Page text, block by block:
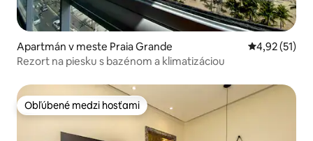
Apartmán v meste Praia Grande Priemerné
4,92 (51)
Rezort na piesku s bazénom a klimatizáciou
Obľúbené medzi hosťami
Obľúbené medzi hosťami